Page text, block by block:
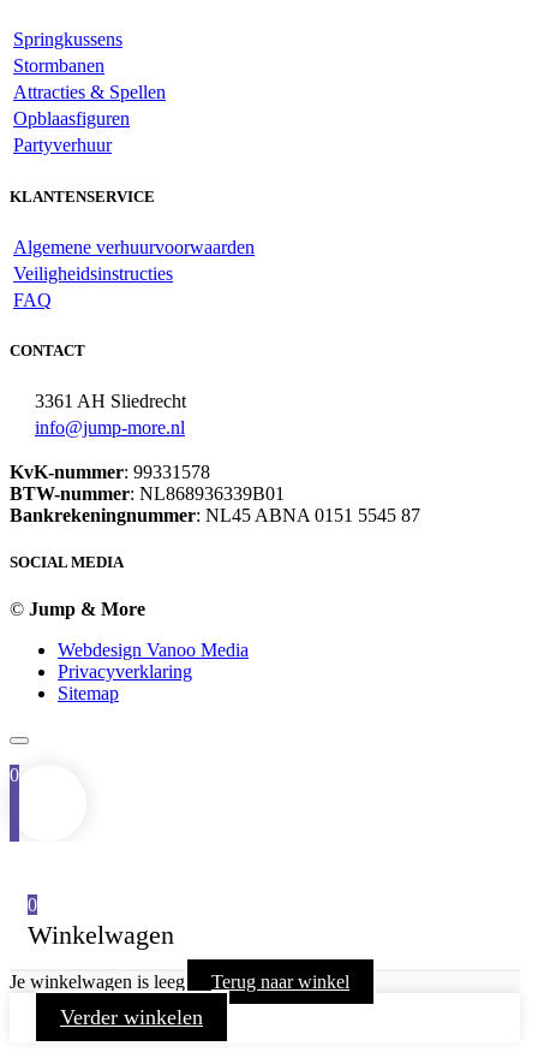
Springkussens
Stormbanen
Attracties & Spellen
Opblaasfiguren
Partyverhuur
KLANTENSERVICE
Algemene verhuurvoorwaarden
Veiligheidsinstructies
FAQ
CONTACT
3361 AH Sliedrecht
info@jump-more.nl
KvK-nummer: 99331578
BTW-nummer: NL868936339B01
Bankrekeningnummer: NL45 ABNA 0151 5545 87
SOCIAL MEDIA
© Jump & More
Webdesign Vanoo Media
Privacyverklaring
Sitemap
0
0
Winkelwagen
Je winkelwagen is leeg Terug naar winkel
Verder winkelen